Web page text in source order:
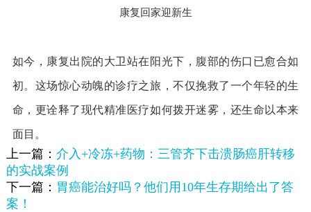
康复回家迎新生
如今，康复出院的大卫站在阳光下，腹部的伤口已愈合如
初。这场惊心动魄的诊疗之旅，不仅挽救了一个年轻的生
命，更诠释了现代精准医疗如何拨开迷雾，还生命以本来
面目。
上一篇： 介入+冷冻+药物：三管齐下击溃肠癌肝转移
的实战案例
下一篇： 胃癌能治好吗？他们用10年生存期给出了答
案！